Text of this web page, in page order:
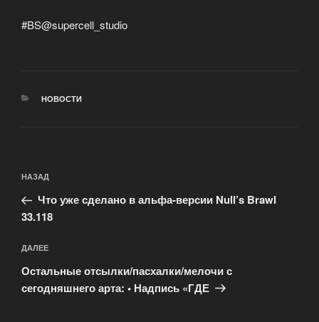
#BS@supercell_studio
РУБРИКИ
НОВОСТИ
по
записям
Предыдущая
запись:
НАЗАД
Что уже сделано в альфа-версии Null’s Brawl
33.118
Следующая
запись
ДАЛЕЕ
Остальные отсылки/пасхалки/мелочи с
сегодняшнего арта: • Надпись «ГДЕ